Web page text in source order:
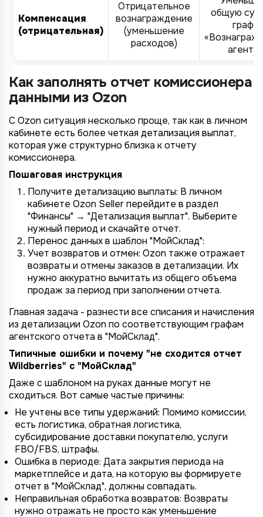
Компенсация
(отрицательная)
Отрицательное
вознаграждение
(уменьшение
расходов)
общую
графе
агента»
Как заполнять отчет комиссионера
данными из Ozon
С Ozon ситуация несколько проще, так как в личном
кабинете есть более четкая детализация выплат,
которая уже структурно близка к отчету
комиссионера.
Пошаговая инструкция
Получите детализацию выплаты: В личном
кабинете Ozon Seller перейдите в раздел
"Финансы" → "Детализация выплат". Выберите
нужный период и скачайте отчет.
Перенос данных в шаблон "МойСклад":
Учет возвратов и отмен: Ozon также отражает
возвраты и отмены заказов в детализации. Их
нужно аккуратно вычитать из общего объема
продаж за период при заполнении отчета.
Главная задача - разнести все списания и начисления
из детализации Ozon по соответствующим графам
агентского отчета в "МойСклад".
Типичные ошибки и почему "не сходится отчет
Wildberries" с "МойСклад"
Даже с шаблоном на руках данные могут не
сходиться. Вот самые частые причины:
Не учтены все типы удержаний: Помимо комиссии,
есть логистика, обратная логистика,
субсидирование доставки покупателю, услуги
FBO/FBS, штрафы.
Ошибка в периоде: Дата закрытия периода на
маркетплейсе и дата, на которую вы формируете
отчет в "МойСклад", должны совпадать.
Неправильная обработка возвратов: Возвраты
нужно отражать не просто как уменьшение
Согласие на обработку ПД
Отправить заявку
https://your-company.totalcrm.ru
Назад Далее
Ozon
YandexMarket
Другие
Назад Далее
Не указывать
1 организация
до 3 огранизаций
более 5 организаций
Назад Далее
Не указывать
до 1 млн.
от 10 млн.
Назад Передать анкету